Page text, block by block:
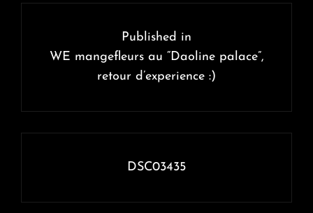
l’article
Published in
WE mangefleurs au “Daoline palace”,
retour d’experience :)
DSC03435